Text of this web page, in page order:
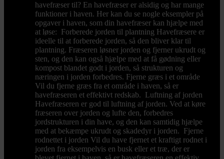
havefræser til? En havefræser er alsidig og har mange
funktioner i haven. Her kan du se nogle eksempler på
opgaver i haven, som din havefræser kan hjælpe med
at løse: Forberede jorden til plantning Havefræsere er
ideelle til at forberede jorden, så den bliver klar til
plantning. Fræseren løsner jorden og fjerner ukrudt og
sten, og den kan også hjælpe med at få gødning eller
kompost blandet godt i jorden, så strukturen og
næringen i jorden forbedres. Fjerne græs i et område
Vil du fjerne græs fra et område i haven, så er
havefræseren et effektivt redskab. Luftning af jorden
Havefræseren er god til luftning af jorden. Ved at køre
fræseren over jorden og lufte den, forbedres
jordstrukturen i din have, og den kan samtidig hjælpe
med at bekæmpe ukrudt og skadedyr i jorden. Fjerne
rodnettet i jorden Vil du have fjernet et kraftigt rodnet i
jorden fra eksempelvis en busk eller et træ, der er